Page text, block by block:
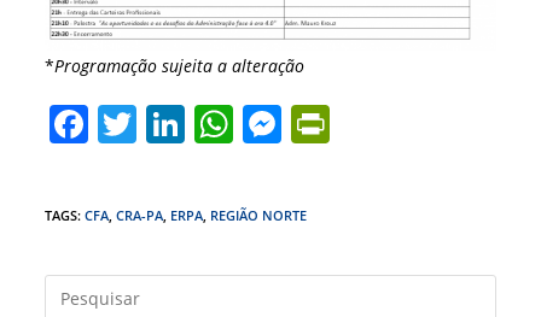
*Programação sujeita a alteração
F
c
e
b
T
itt
er
Li
k
e
dI
W
at
A
M
ss
n e
TAGS:CFA CRA-PA ERPA REGIÃO NORTE